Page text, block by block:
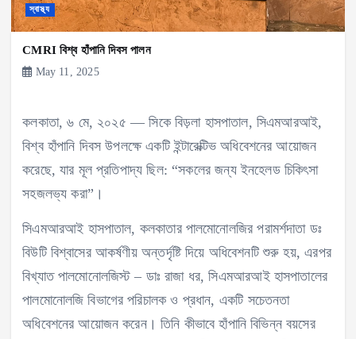
স্বাস্থ্য
CMRI বিশ্ব হাঁপানি দিবস পালন
May 11, 2025
কলকাতা, ৬ মে, ২০২৫ — সিকে বিড়লা হাসপাতাল, সিএমআরআই,
বিশ্ব হাঁপানি দিবস উপলক্ষে একটি ইন্টারেক্টিভ অধিবেশনের আয়োজন
করেছে, যার মূল প্রতিপাদ্য ছিল: “সকলের জন্য ইনহেলড চিকিৎসা
সহজলভ্য করা”।
সিএমআরআই হাসপাতাল, কলকাতার পালমোনোলজির পরামর্শদাতা ডঃ
বিউটি বিশ্বাসের আকর্ষণীয় অন্তর্দৃষ্টি দিয়ে অধিবেশনটি শুরু হয়, এরপর
বিখ্যাত পালমোনোলজিস্ট – ডাঃ রাজা ধর, সিএমআরআই হাসপাতালের
পালমোনোলজি বিভাগের পরিচালক ও প্রধান, একটি সচেতনতা
অধিবেশনের আয়োজন করেন। তিনি কীভাবে হাঁপানি বিভিন্ন বয়সের